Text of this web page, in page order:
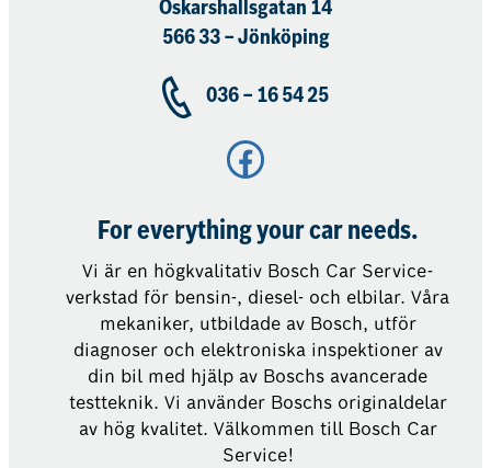
Oskarshallsgatan 14
566 33 – Jönköping
036 – 16 54 25
Facebook
For everything your car needs.
Vi är en högkvalitativ Bosch Car Service-
verkstad för bensin-, diesel- och elbilar. Våra
mekaniker, utbildade av Bosch, utför
diagnoser och elektroniska inspektioner av
din bil med hjälp av Boschs avancerade
testteknik. Vi använder Boschs originaldelar
av hög kvalitet. Välkommen till Bosch Car
Service!